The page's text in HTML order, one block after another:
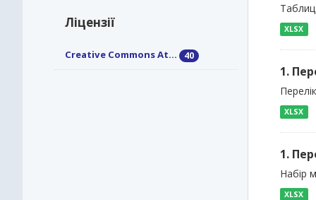
Ліцензії
Creative Commons At... 40
XLSX
1.
XLSX
1.
Набір
XLSX